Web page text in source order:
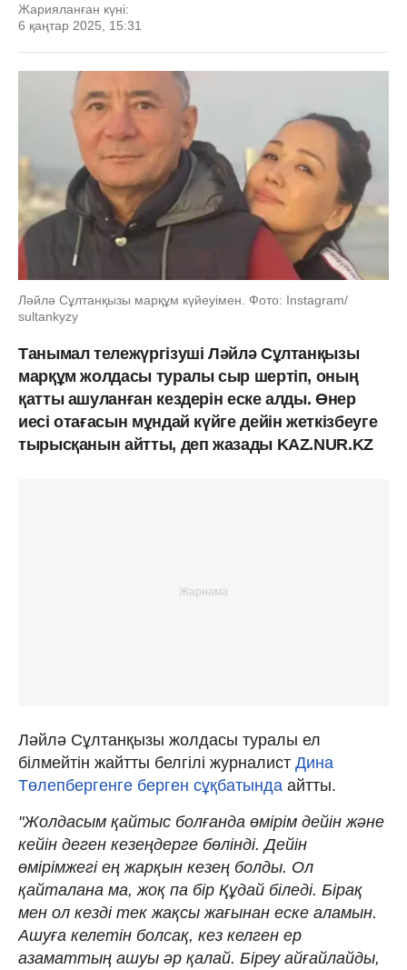
Жарияланған күні:
6 қаңтар 2025, 15:31
Ләйлә Сұлтанқызы марқұм күйеуімен. Фото: Instagram/
sultankyzy
Танымал тележүргізуші Ләйлә Сұлтанқызы
марқұм жолдасы туралы сыр шертіп, оның
қатты ашуланған кездерін еске алды. Өнер
иесі отағасын мұндай күйге дейін жеткізбеуге
тырысқанын айтты, деп жазады KAZ.NUR.KZ
Ләйлә Сұлтанқызы жолдасы туралы ел
білмейтін жайтты белгілі журналист Дина
Төлепбергенге берген сұқбатында айтты.
"Жолдасым қайтыс болғанда өмірім дейін және
кейін деген кезеңдерге бөлінді. Дейін
өмірімжегі ең жарқын кезең болды. Ол
қайталана ма, жоқ па бір Құдай біледі. Бірақ
мен ол кезді тек жақсы жағынан еске аламын.
Ашуға келетін болсақ, кез келген ер
азаматтың ашуы әр қалай. Біреу айғайлайды,